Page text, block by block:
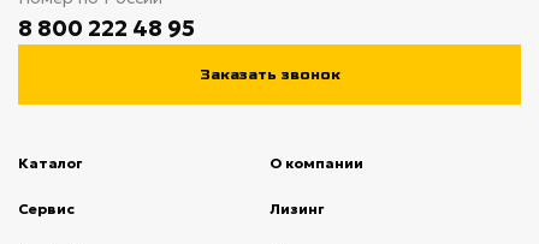
8 800 222 48 95
Заказать звонок
Каталог О компании
Сервис Лизинг(current)